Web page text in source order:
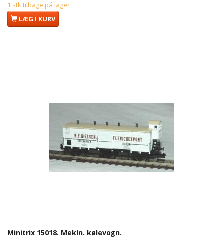
1 stk tilbage på lager
LÆG I KURV
Minitrix 15018. Mekln. kølevogn.